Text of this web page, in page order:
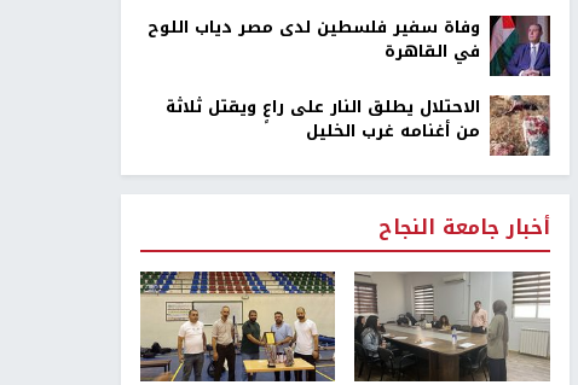
وفاة سفير فلسطين لدى مصر دياب اللوح
في القاهرة
الاحتلال يطلق النار على راعٍ ويقتل ثلاثة
من أغنامه غرب الخليل
أخبار جامعة النجاح